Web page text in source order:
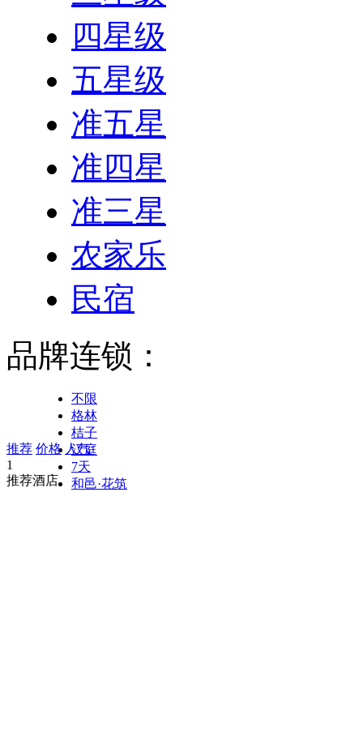
四星级
五星级
准五星
准四星
准三星
农家乐
民宿
品牌连锁：
不限
格林
桔子
汉庭
7天
和邑·花筑
推荐 价格 人气
1
推荐酒店